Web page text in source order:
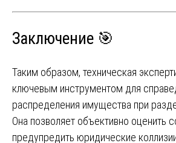
Заключение 🎯
Таким образом, техническая
ключевым инструментом для
распределения имущества при
Она позволяет объективно оценить
предупредить юридические